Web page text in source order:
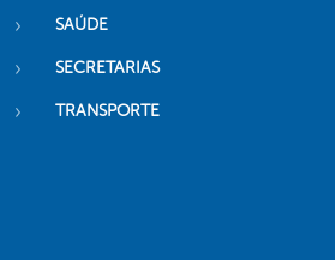
SAÚDE
SECRETARIAS
TRANSPORTE